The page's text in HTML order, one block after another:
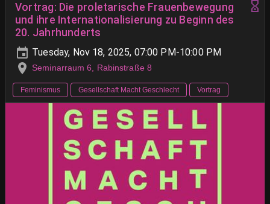
Vortrag: Die proletarische Frauenbewegung
und ihre Internationalisierung zu Beginn des
20. Jahrhunderts
Tuesday, Nov 18, 2025, 07:00 PM-10:00 PM
Seminarraum 6, Rabinstraße 8
Feminismus Gesellschaft Macht Geschlecht Vortrag